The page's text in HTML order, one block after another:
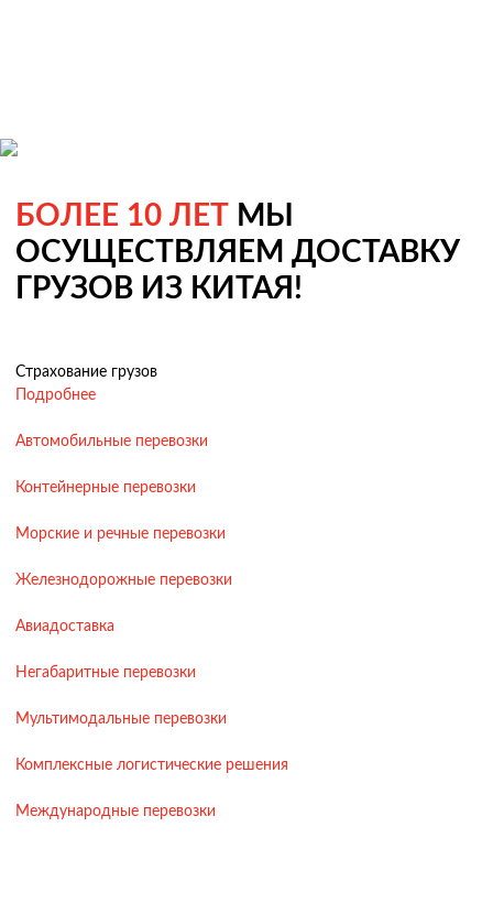
БОЛЕЕ 10 ЛЕТ МЫ
ОСУЩЕСТВЛЯЕМ ДОСТАВКУ
ГРУЗОВ ИЗ КИТАЯ!
Страхование грузов
Подробнее
Автомобильные перевозки
Контейнерные перевозки
Морские и речные перевозки
Железнодорожные перевозки
Авиадоставка
Негабаритные перевозки
Мультимодальные перевозки
Комплексные логистические решения
Международные перевозки